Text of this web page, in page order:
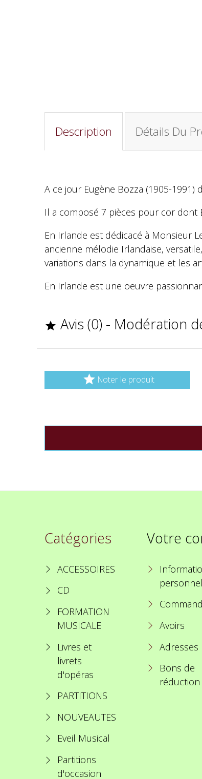
Description Détails Du
A ce jour Eugène Bozza (1905-
Il a composé 7 pièces pour cor dont
En Irlande est dédicacé à Monsieur
ancienne mélodie Irlandaise,
variations dans la dynamique et les
En Irlande est une oeuvre
 Avis (0) - Modération
 Noter le produit
Catégories
ACCESSOIRES
CD
FORMATION
MUSICALE
Livres et
livrets
d'opéras
PARTITIONS
NOUVEAUTES
Eveil Musical
Partitions
d'occasion
Votre
Avoirs
Adresses
Bons de
réduction